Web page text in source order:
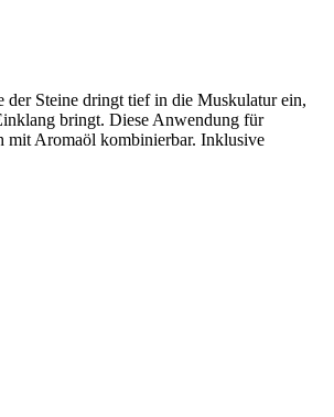
der Steine dringt tief in die Muskulatur ein,
bringt. Diese Anwendung für
mit Aromaöl kombinierbar. Inklusive